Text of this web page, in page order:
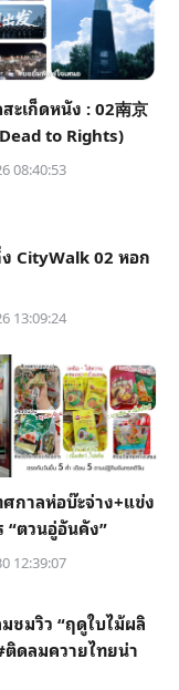
สะเก็ดหนัง : 02南京
to Rights)
08:40:53
CityWalk 02 หอก
13:09:24
กาลห่อบ๊ะจ่าง+แข่ง
“ตวนอู่อันคัง”
12:39:07
ชมวิว “ฤดูใบไม้ผลิ
ดลมควายไทยน่า